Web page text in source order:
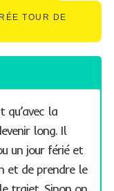
TOUR DE
qu’avec la
long. Il
un jour férié et
et de prendre le